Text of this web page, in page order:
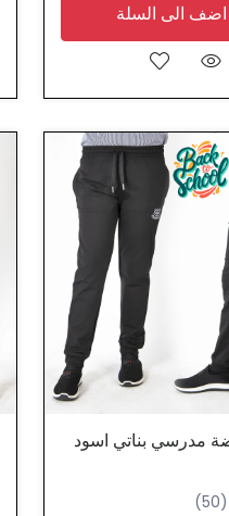
اضف الى السلة
مدرسي بناتي اسود
(50)